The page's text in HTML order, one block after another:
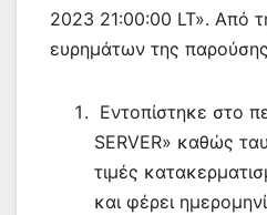
2023 21:00:00 LT». Από
ευρημάτων της
Εντοπίστηκε στο
SERVER» καθώς
τιμές
και φέρει